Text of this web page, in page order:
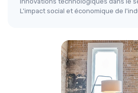
L'impact social et économique de